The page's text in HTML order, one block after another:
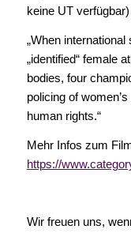
keine UT verfügbar)
„When
„identified“ female
bodies, four
policing of
human rights.“
Mehr Infos zum
https://
Wir freuen uns,